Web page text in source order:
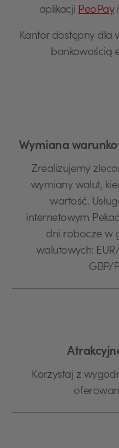
aplikacji PeoPayi
Kantor dostępny dla
bankowością
Wymiana
Zrealizujemy
wymiany walut,
wartość.
internetowym
dni robocze w
walutowych:
GBP/
Korzystaj z